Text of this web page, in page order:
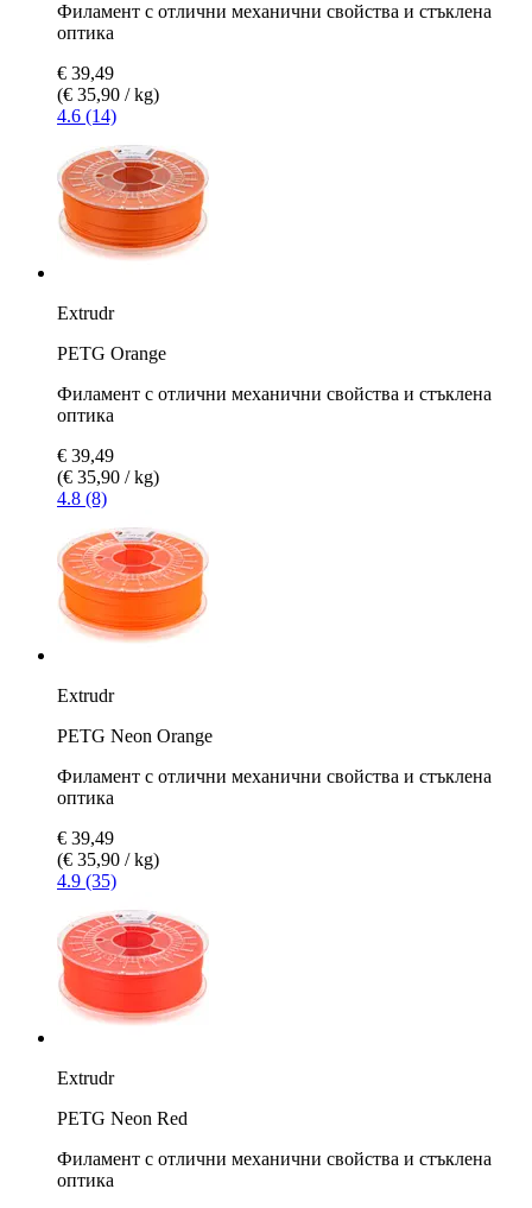
Филамент с отлични механични свойства и стъклена
оптика
€ 39,49
(€ 35,90 / kg)
4.6 (14)
Extrudr
PETG Orange
Филамент с отлични механични свойства и стъклена
оптика
€ 39,49
(€ 35,90 / kg)
4.8 (8)
Extrudr
PETG Neon Orange
Филамент с отлични механични свойства и стъклена
оптика
€ 39,49
(€ 35,90 / kg)
4.9 (35)
Extrudr
PETG Neon Red
Филамент с отлични механични свойства и стъклена
оптика